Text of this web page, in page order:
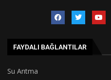
FAYDALI BAĞLANTILAR
Su Arıtma